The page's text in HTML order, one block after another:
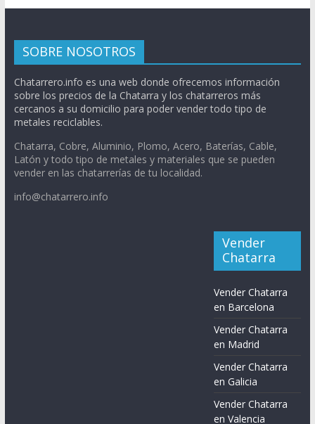
SOBRE NOSOTROS
Chatarrero.info es una web donde ofrecemos información
sobre los precios de la Chatarra y los chatarreros más
cercanos a su domicilio para poder vender todo tipo de
metales reciclables.
Chatarra, Cobre, Aluminio, Plomo, Acero, Baterías, Cable,
Latón y todo tipo de metales y materiales que se pueden
vender en las chatarrerías de tu localidad.
info@chatarrero.info
Vender
Chatarra
Vender Chatarra
en Barcelona
Vender Chatarra
en Madrid
Vender Chatarra
en Galicia
Vender Chatarra
en Valencia